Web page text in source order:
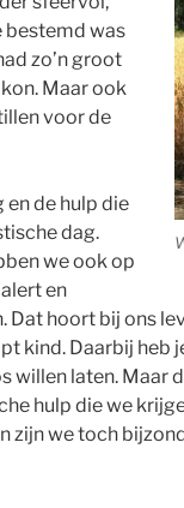
bestemd was
zo’n groot
Maar ook
voor de
de hulp die
dag.
we ook op
en
hoort bij ons
kind. Daarbij heb
willen laten. Maar
hulp die we
zijn we toch